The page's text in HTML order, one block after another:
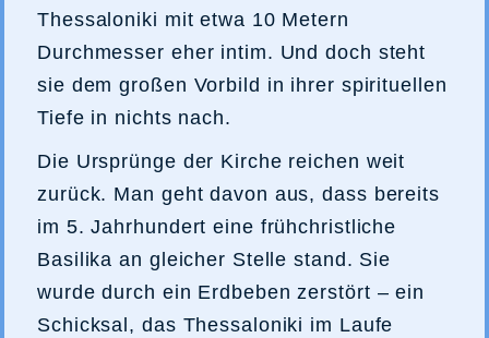
Thessaloniki mit etwa 10 Metern
Durchmesser eher intim. Und doch steht
sie dem großen Vorbild in ihrer spirituellen
Tiefe in nichts nach.
Die Ursprünge der Kirche reichen weit
zurück. Man geht davon aus, dass bereits
im 5. Jahrhundert eine frühchristliche
Basilika an gleicher Stelle stand. Sie
wurde durch ein Erdbeben zerstört – ein
Schicksal, das Thessaloniki im Laufe